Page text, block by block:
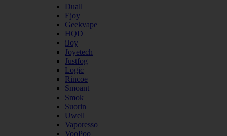
Duall
Ejoy
Geekvape
HQD
iJoy
Joyetech
Justfog
Logic
Rincoe
Smoant
Smok
Suorin
Uwell
Vaporesso
VooPoo